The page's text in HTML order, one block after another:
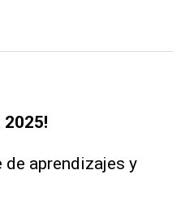
2025!
de aprendizajes y